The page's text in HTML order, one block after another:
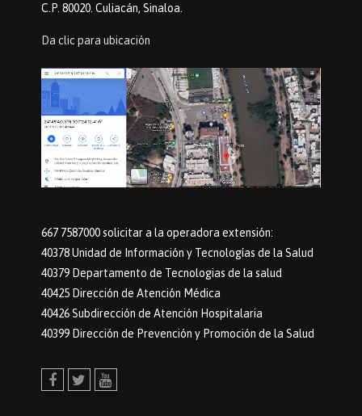
C.P. 80020. Culiacán, Sinaloa.
Da clic para ubicación
667 7587000 solicitar a la operadora extensión:
40378 Unidad de Información y Tecnologías de la Salud
40379 Departamento de Tecnologias de la salud
40425 Dirección de Atención Médica
40426 Subdirección de Atención Hospitalaria
40399 Dirección de Prevención y Promoción de la Salud